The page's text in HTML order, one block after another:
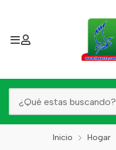
Inicio Hogar